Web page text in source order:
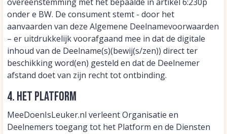
onder e BW. De consument stemt - door het
aanvaarden van deze Algemene Deelnamevoorwaarden
– er uitdrukkelijk voorafgaand mee in dat de digitale
inhoud van de Deelname(s)(bewij(s/zen)) direct ter
beschikking word(en) gesteld en dat de Deelnemer
afstand doet van zijn recht tot ontbinding.
4. Het Platform
MeeDoenIsLeuker.nl verleent Organisatie en
Deelnemers toegang tot het Platform en de Diensten